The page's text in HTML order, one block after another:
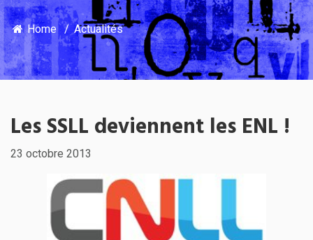
Home Actualités
Les SSLL deviennent les ENL !
23 octobre 2013